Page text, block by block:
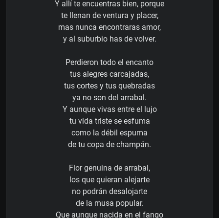
Y allí te encuentras bien, porque
te llenan de ventura y placer,
mas nunca encontraras amor,
y al suburbio has de volver.
Perdieron todo el encanto
tus alegres carcajadas,
tus cortes y tus quebradas
ya no son del arrabal.
Y aunque vivas entre el lujo
tu vida triste se esfuma
como la débil espuma
de tu copa de champán.
Flor genuina de arrabal,
los que quieran alejarte
no podrán desalojarte
de la musa popular.
Que aunque nacida en el fango